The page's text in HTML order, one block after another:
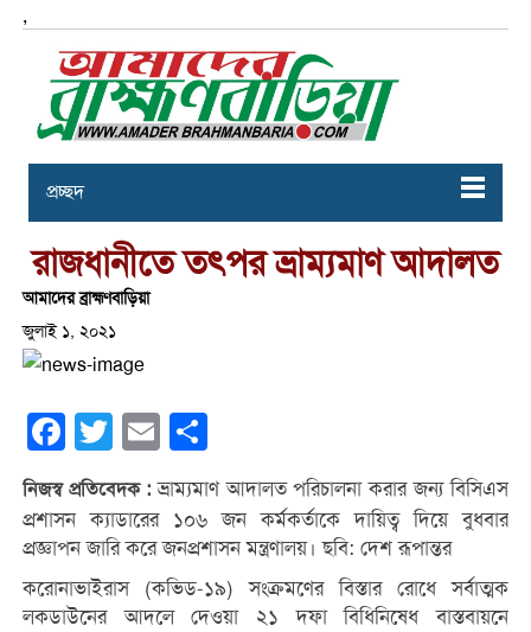
,
প্রচ্ছদ
রাজধানীতে তৎপর ভ্রাম্যমাণ আদালত
আমাদের ব্রাহ্মণবাড়িয়া
জুলাই ১, ২০২১
Facebook
Twitter Email
নিজস্ব প্রতিবেদক :ভ্রাম্যমাণ আদালত পরিচালনা করার জন্য বিসিএস
প্রশাসন ক্যাডারের ১০৬ জন কর্মকর্তাকে দায়িত্ব দিয়ে বুধবার
প্রজ্ঞাপন জারি করে জনপ্রশাসন মন্ত্রণালয়। ছবি: দেশ রূপান্তর
করোনাভাইরাস (কভিড-১৯) সংক্রমণের বিস্তার রোধে সর্বাত্মক
লকডাউনের আদলে দেওয়া ২১ দফা বিধিনিষেধ বাস্তবায়নে